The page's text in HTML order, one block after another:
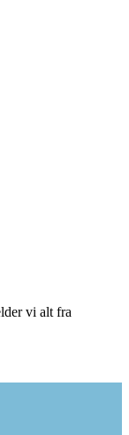
vi alt fra